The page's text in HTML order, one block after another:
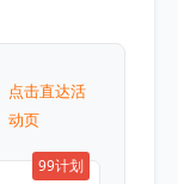
点击直达活
动页
99计划